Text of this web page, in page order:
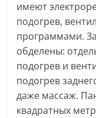
имеют
подогрев,
программами.
обделены:
подогрев и
подогрев
даже массаж.
квадратных